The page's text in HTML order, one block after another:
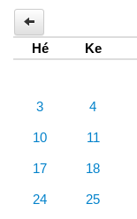
Hé
Ke
3 4
10 11
17 18
24 25